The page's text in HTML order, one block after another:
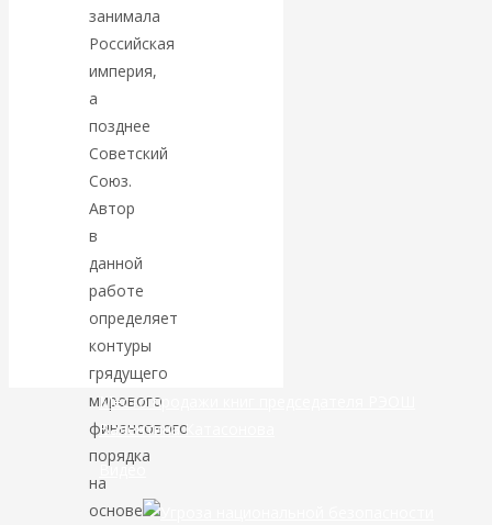
Валентин
Катасонов
считает, что
кризис в
банковской
сфере России
уже начался
занимала
Российская
империя,
а
позднее
Советский
Союз.
Автор
в
данной
работе
определяет
контуры
грядущего
мирового
финансового
порядка
на
основе
Место продажи книг председателя РЭОШ
Валентина Катасонова
Видео